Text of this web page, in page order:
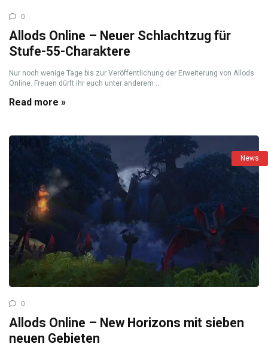
0
Allods Online – Neuer Schlachtzug für
Stufe-55-Charaktere
Nur noch wenige Tage bis zur Veröffentlichung der Erweiterung von Allods
Online. Freuen dürft ihr euch unter anderem ...
Read more »
News
0
Allods Online – New Horizons mit sieben
neuen Gebieten